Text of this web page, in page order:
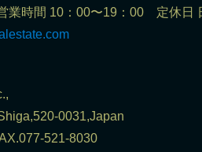
間 10：00〜19：00 定休日
0031,Japan
521-8030